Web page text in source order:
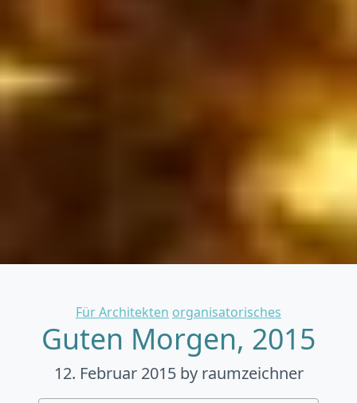
Categories
Für Architekten organisatorisches
Guten Morgen, 2015
12. Februar 2015 by raumzeichner